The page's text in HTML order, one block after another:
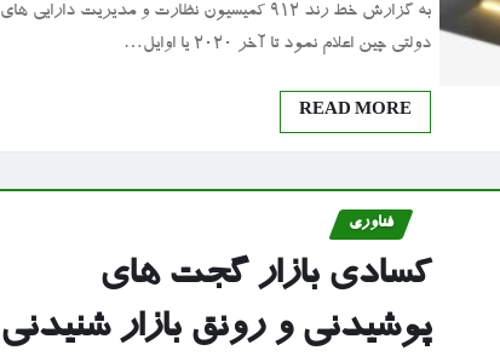
به گزارش خط رند ۹۱۲ کمیسیون نظارت و مدیریت دارایی ‎های
دولتی چین اعلام نمود تا آخر ۲۰۲۰ یا اوایل…
READ MORE
فناوری
کسادی بازار گجت های
پوشیدنی و رونق بازار شنیدنی